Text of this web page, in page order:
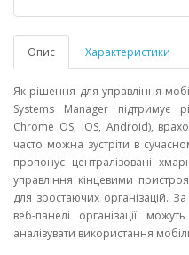
Опис Характеристики
Як рішення для управління
Systems Manager підтримує
Chrome OS, IOS, Android),
часто можна зустріти в
пропонує централізовані
управління кінцевими
для зростаючих організацій.
веб-панелі організації
аналізувати використання